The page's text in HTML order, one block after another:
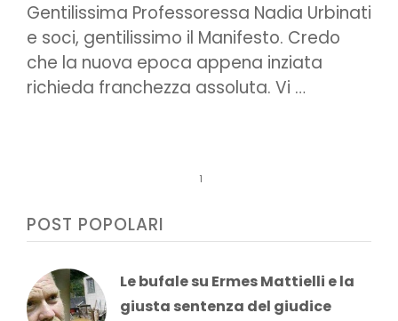
Gentilissima Professoressa Nadia Urbinati
e soci, gentilissimo il Manifesto. Credo
che la nuova epoca appena inziata
richieda franchezza assoluta. Vi …
1
POST POPOLARI
Le bufale su Ermes Mattielli e la
giusta sentenza del giudice